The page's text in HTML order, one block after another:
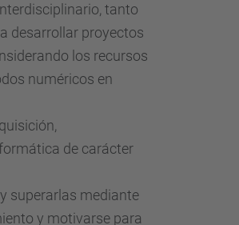
tanto
desarrollar proyectos
los recursos
numéricos en
de carácter
superarlas mediante
y motivarse para